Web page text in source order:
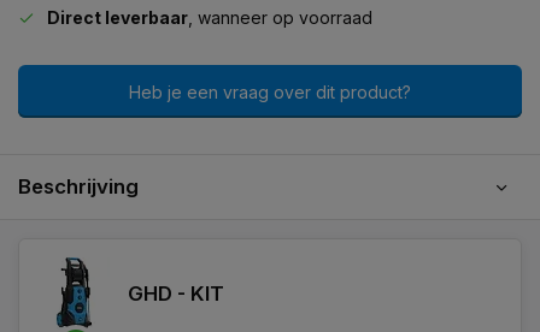
Direct leverbaar , wanneer op voorraad
Heb je een vraag over dit product?
Beschrijving
GHD - KIT